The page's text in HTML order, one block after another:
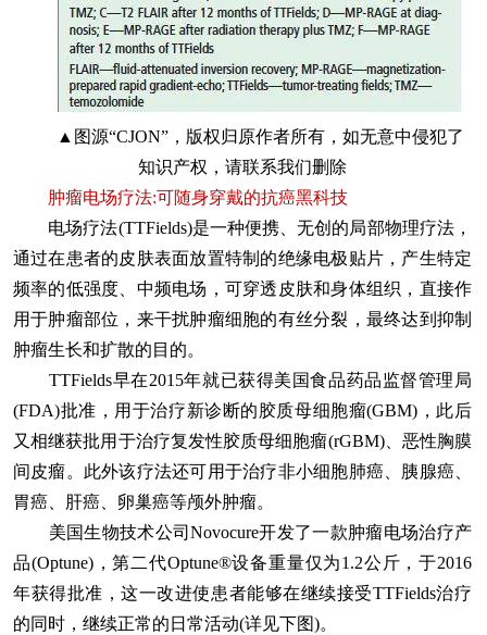
▲图源“CJON”，版权归原作者所有，如无意中侵犯了
知识产权，请联系我们删除
肿瘤电场疗法:可随身穿戴的抗癌黑科技
电场疗法(TTFields)是一种便携、无创的局部物理疗法，
通过在患者的皮肤表面放置特制的绝缘电极贴片，产生特定
频率的低强度、中频电场，可穿透皮肤和身体组织，直接作
用于肿瘤部位，来干扰肿瘤细胞的有丝分裂，最终达到抑制
肿瘤生长和扩散的目的。
TTFields早在2015年就已获得美国食品药品监督管理局
(FDA)批准，用于治疗新诊断的胶质母细胞瘤(GBM)，此后
又相继获批用于治疗复发性胶质母细胞瘤(rGBM)、恶性胸膜
间皮瘤。此外该疗法还可用于治疗非小细胞肺癌、胰腺癌、
胃癌、肝癌、卵巢癌等颅外肿瘤。
美国生物技术公司Novocure开发了一款肿瘤电场治疗产
品(Optune)，第二代Optune®设备重量仅为1.2公斤，于2016
年获得批准，这一改进使患者能够在继续接受TTFields治疗
的同时，继续正常的日常活动(详见下图)。